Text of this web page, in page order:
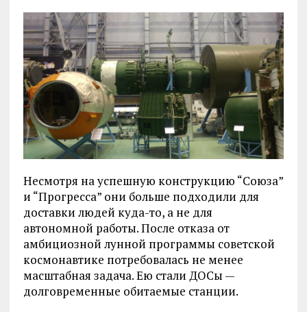
Несмотря на успешную конструкцию “Союза”
и “Прогресса” они больше подходили для
доставки людей куда-то, а не для
автономной работы. После отказа от
амбициозной лунной программы советской
космонавтике потребовалась не менее
масштабная задача. Ею стали ДОСы —
долговременные обитаемые станции.